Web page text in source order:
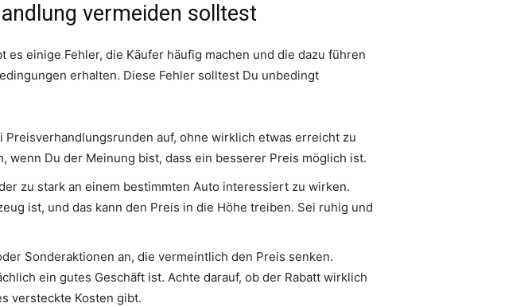
vermeiden solltest
einige Fehler, die Käufer häufig machen und die dazu führen
erhalten. Diese Fehler solltest Du unbedingt
auf, ohne wirklich etwas erreicht zu
Du der Meinung bist, dass ein besserer Preis möglich ist.
zu stark an einem bestimmten Auto interessiert zu wirken.
ist, und das kann den Preis in die Höhe treiben. Sei ruhig und
Sonderaktionen an, die vermeintlich den Preis senken.
ein gutes Geschäft ist. Achte darauf, ob der Rabatt wirklich
versteckte Kosten gibt.